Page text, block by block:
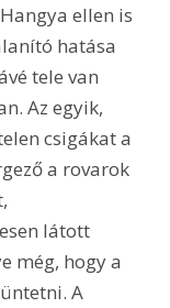
ellen is
hatása
tele van
Az egyik,
csigákat a
a rovarok
látott
még, hogy a
A